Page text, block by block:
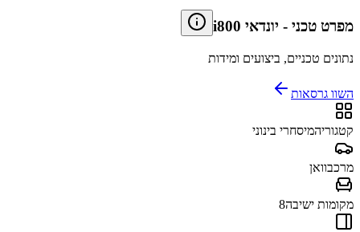
מפרט טכני - יונדאי i800
נתונים טכניים, ביצועים ומידות
השוו גרסאות
קטגוריהמיסחרי בינוני
מרכבוואן
מקומות ישיבה8